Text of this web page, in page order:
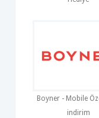
Boyner - Mobile
indirim